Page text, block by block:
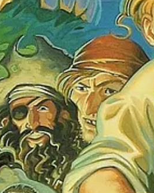
Island) et Tim Schafer ( Broken Age